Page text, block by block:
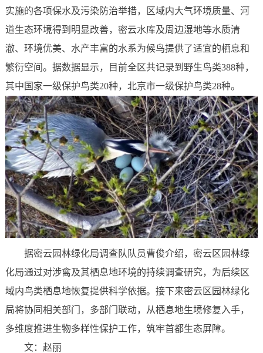
实施的各项保水及污染防治举措，区域内大气环境质量、河
道生态环境得到明显改善，密云水库及周边湿地等水质清
澈、环境优美、水产丰富的水系为候鸟提供了适宜的栖息和
繁衍空间。据数据显示，目前全区共记录到野生鸟类388种，
其中国家一级保护鸟类20种，北京市一级保护鸟类28种。
据密云园林绿化局调查队队员曹俊介绍，密云区园林绿
化局通过对涉禽及其栖息地环境的持续调查研究，为后续区
域内鸟类栖息地恢复提供科学依据。接下来密云区园林绿化
局将协同相关部门，多部门联动，从栖息地生境修复入手，
多维度推进生物多样性保护工作，筑牢首都生态屏障。
文：赵丽